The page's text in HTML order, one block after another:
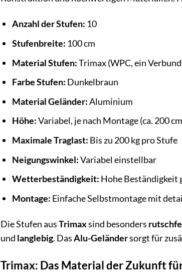
Anzahl der Stufen: 10
Stufenbreite: 100 cm
Material Stufen:Trimax (WPC, ein
Farbe Stufen: Dunkelbraun
Material Geländer:Aluminium
Höhe:Variabel, je nach Montage (ca. 200
Maximale Traglast: Bis zu 200 kg pro Stufe
Neigungswinkel:Variabel einstellbar
Wetterbeständigkeit: Hohe Beständigkeit
Montage: Einfache Selbstmontage mit
Die Stufen ausTrimaxsind besonders
und langlebig. DasAlu-Geländersorgt für
Trimax: Das Material der Zukunft